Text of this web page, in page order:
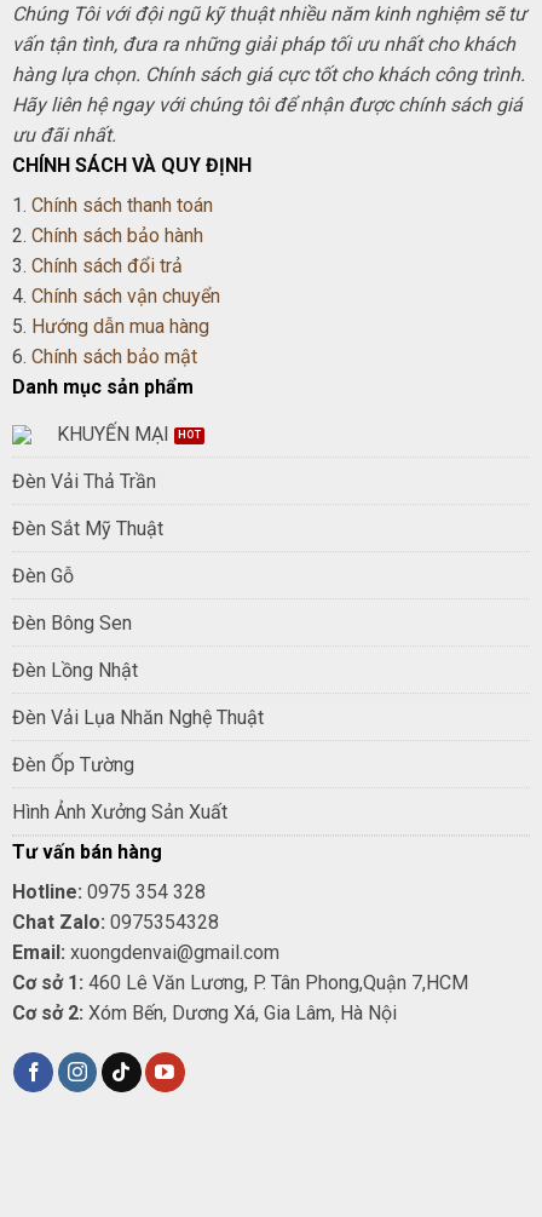
Chúng Tôi với đội ngũ kỹ thuật nhiều năm kinh nghiệm sẽ tư
vấn tận tình, đưa ra những giải pháp tối ưu nhất cho khách
hàng lựa chọn. Chính sách giá cực tốt cho khách công trình.
Hãy liên hệ ngay với chúng tôi để nhận được chính sách giá
ưu đãi nhất.
CHÍNH SÁCH VÀ QUY ĐỊNH
1. Chính sách thanh toán
2. Chính sách bảo hành
3. Chính sách đổi trả
4. Chính sách vận chuyển
5. Hướng dẫn mua hàng
6. Chính sách bảo mật
Danh mục sản phẩm
KHUYẾN MẠI
Đèn Vải Thả Trần
Đèn Sắt Mỹ Thuật
Đèn Gỗ
Đèn Bông Sen
Đèn Lồng Nhật
Đèn Vải Lụa Nhăn Nghệ Thuật
Đèn Ốp Tường
Hình Ảnh Xưởng Sản Xuất
Tư vấn bán hàng
Hotline: 0975 354 328
Chat Zalo: 0975354328
Email: xuongdenvai@gmail.com
Cơ sở 1: 460 Lê Văn Lương, P. Tân Phong,Quận 7,HCM
Cơ sở 2: Xóm Bến, Dương Xá, Gia Lâm, Hà Nội